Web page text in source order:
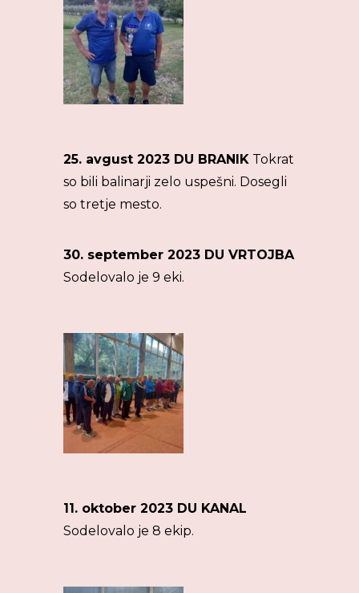
25. avgust 2023 DU BRANIK Tokrat
so bili balinarji zelo uspešni. Dosegli
so tretje mesto.
30. september 2023 DU VRTOJBA
Sodelovalo je 9 eki.
11. oktober 2023 DU KANAL
Sodelovalo je 8 ekip.